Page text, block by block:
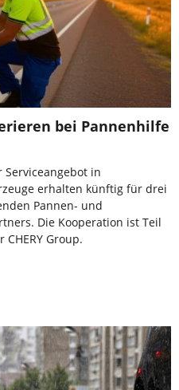
bei Pannenhilfe
Serviceangebot in
erhalten künftig für drei
Pannen- und
Die Kooperation ist Teil
Group.